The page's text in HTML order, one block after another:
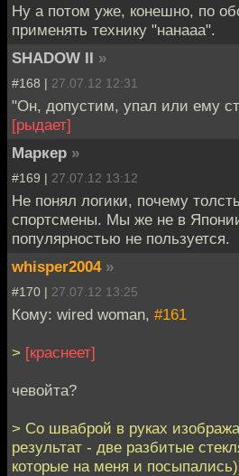
Ну а потом уже, конешно, по
применять технику "нанааа".
SHADOW II »
#168 | 27.07.12 12:31
"Он, допустим, упал или ему
[рыдает]
Маркер »
#169 | 27.07.12 13:12
Не понял логики, почему
спортсмены. Мы же не в
популярностью не пользуется.
whisper2004 »
#170 | 27.07.12 13:25
Кому: wired woman, #161
> [краснеет]
чевойта?
> Со шваброй в руках
результат - две разбитые
которые на меня и